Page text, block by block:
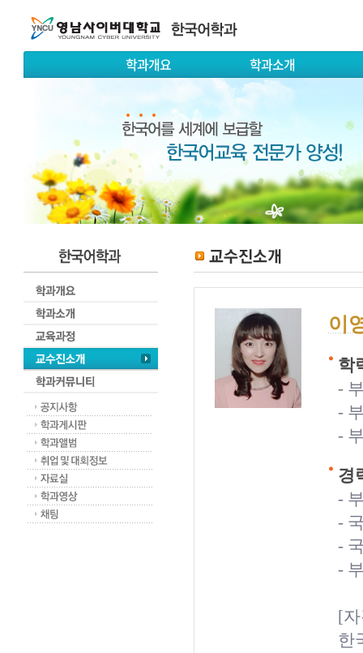
학과개요 학과소개
이
학
-
-
-
경
-
-
-
-
[
한